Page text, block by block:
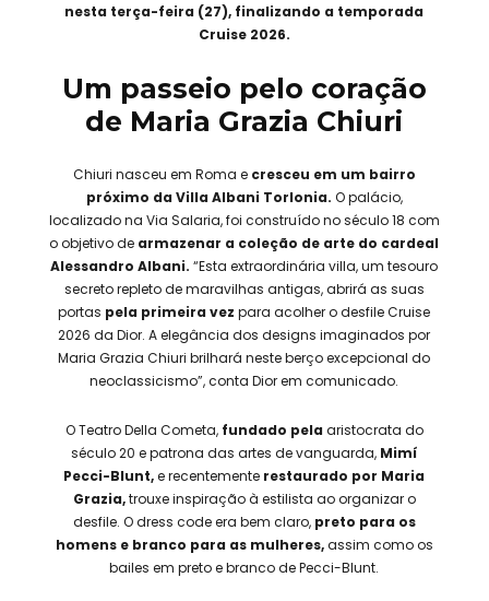
nesta terça-feira (27), finalizando a temporada
Cruise 2026.
Um passeio pelo coração
de Maria Grazia Chiuri
Chiuri nasceu em Roma e cresceu em um bairro
próximo da Villa Albani Torlonia. O palácio,
localizado na Via Salaria, foi construído no século 18 com
o objetivo de armazenar a coleção de arte do cardeal
Alessandro Albani. “Esta extraordinária villa, um tesouro
secreto repleto de maravilhas antigas, abrirá as suas
portas pela primeira vez para acolher o desfile Cruise
2026 da Dior. A elegância dos designs imaginados por
Maria Grazia Chiuri brilhará neste berço excepcional do
neoclassicismo”, conta Dior em comunicado.
O Teatro Della Cometa, fundado pela aristocrata do
século 20 e patrona das artes de vanguarda, Mimí
Pecci-Blunt,e recentemente restaurado por Maria
Grazia,trouxe inspiração à estilista ao organizar o
desfile. O dress code era bem claro, preto para os
homens e branco para as mulheres,assim como os
bailes em preto e branco de Pecci-Blunt.